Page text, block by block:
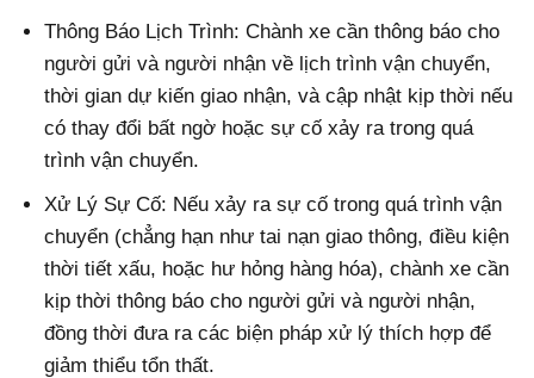
Thông Báo Lịch Trình: Chành xe cần thông báo cho
người gửi và người nhận về lịch trình vận chuyển,
thời gian dự kiến giao nhận, và cập nhật kịp thời nếu
có thay đổi bất ngờ hoặc sự cố xảy ra trong quá
trình vận chuyển.
Xử Lý Sự Cố: Nếu xảy ra sự cố trong quá trình vận
chuyển (chẳng hạn như tai nạn giao thông, điều kiện
thời tiết xấu, hoặc hư hỏng hàng hóa), chành xe cần
kịp thời thông báo cho người gửi và người nhận,
đồng thời đưa ra các biện pháp xử lý thích hợp để
giảm thiểu tổn thất.